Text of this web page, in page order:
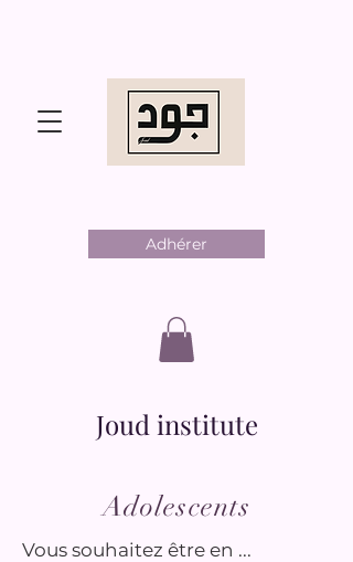
Adhérer
Joud institute
Adolescents
Vous souhaitez être en ...